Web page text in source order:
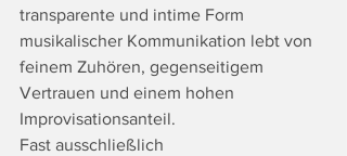
transparente und intime Form
musikalischer Kommunikation lebt von
feinem Zuhören, gegenseitigem
Vertrauen und einem hohen
Improvisationsanteil.
Fast ausschließlich